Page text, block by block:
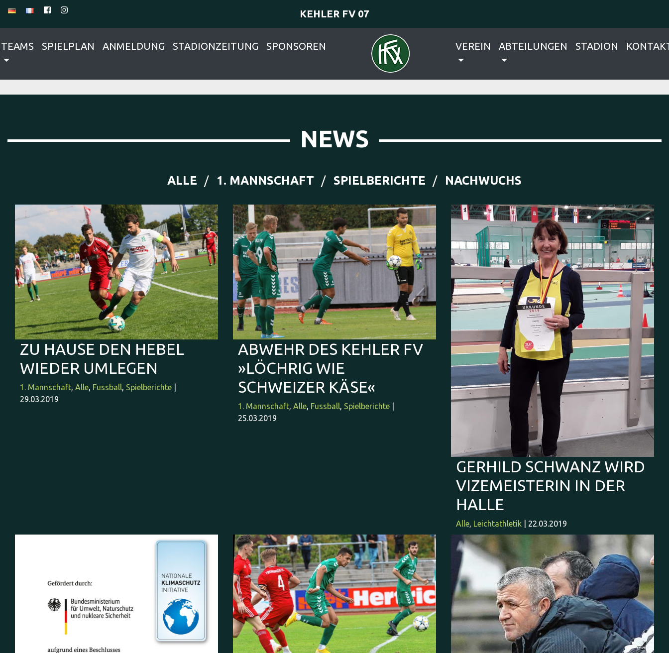
KEHLER FV 07
TEAMS SPIELPLAN ANMELDUNG STADIONZEITUNG SPONSOREN VEREIN ABTEILUNGEN STADION
NEWS
ALLE 1. MANNSCHAFT SPIELBERICHTE NACHWUCHS
ZU HAUSE DEN HEBEL
WIEDER UMLEGEN
1. Mannschaft, Alle, Fussball, Spielberichte
29.03.2019
ABWEHR DES KEHLER FV
»LÖCHRIG WIE
SCHWEIZER KÄSE«
1. Mannschaft, Alle, Fussball, Spielberichte|
25.03.2019
GERHILD SCHWANZ WIRD
VIZEMEISTERIN IN DER
HALLE
Alle, Leichtathletik| 22.03.2019